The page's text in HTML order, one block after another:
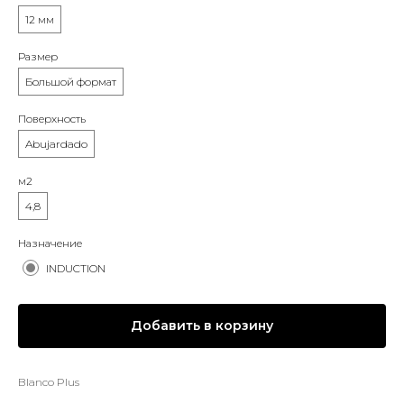
12 мм
Размер
Большой формат
Поверхность
Abujardado
м2
4,8
Назначение
INDUCTION
Добавить в корзину
Blanco Plus